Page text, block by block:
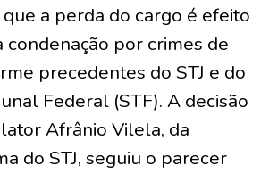
a perda do cargo é efeito
condenação por crimes de
precedentes do STJ e do
Federal (STF). A decisão
Afrânio Vilela, da
do STJ, seguiu o parecer